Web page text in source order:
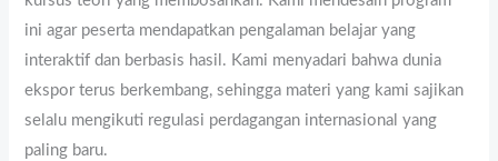
ini agar peserta mendapatkan pengalaman belajar yang
interaktif dan berbasis hasil. Kami menyadari bahwa dunia
ekspor terus berkembang, sehingga materi yang kami sajikan
selalu mengikuti regulasi perdagangan internasional yang
paling baru.